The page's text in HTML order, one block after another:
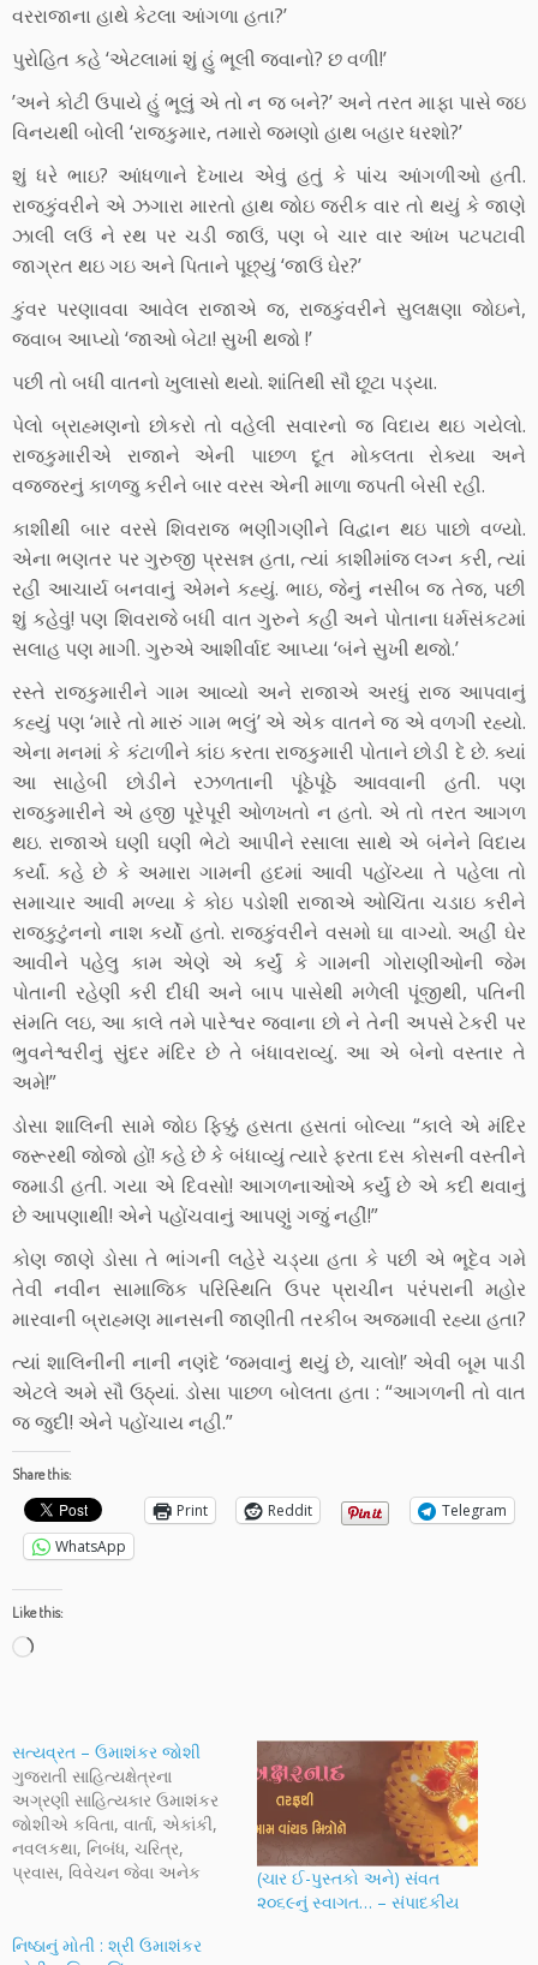
વરરાજાના હાથે કેટલા આંગળા હતા?’
પુરોહિત કહે ‘એટલામાં શું હું ભૂલી જવાનો? છ વળી!’
’અને કોટી ઉપાયે હું ભૂલું એ તો ન જ બને?’ અને તરત માફા પાસે જઇ
વિનયથી બોલી ‘રાજકુમાર, તમારો જમણો હાથ બહાર ધરશો?’
શું ધરે ભાઇ? આંધળાને દેખાય એવું હતું કે પાંચ આંગળીઓ હતી.
રાજકુંવરીને એ ઝગારા મારતો હાથ જોઇ જરીક વાર તો થયું કે જાણે
ઝાલી લઉં ને રથ પર ચડી જાઉં, પણ બે ચાર વાર આંખ પટપટાવી
જાગ્રત થઇ ગઇ અને પિતાને પૂછ્યું ‘જાઉં ઘેર?’
કુંવર પરણાવવા આવેલ રાજાએ જ, રાજકુંવરીને સુલક્ષણા જોઇને,
જવાબ આપ્યો ‘જાઓ બેટા! સુખી થજો !’
પછી તો બધી વાતનો ખુલાસો થયો. શાંતિથી સૌ છૂટા પડ્યા.
પેલો બ્રાહ્મણનો છોકરો તો વહેલી સવારનો જ વિદાય થઇ ગયેલો.
રાજકુમારીએ રાજાને એની પાછળ દૂત મોકલતા રોક્યા અને
વજ્જરનું કાળજુ કરીને બાર વરસ એની માળા જપતી બેસી રહી.
કાશીથી બાર વરસે શિવરાજ ભણીગણીને વિદ્વાન થઇ પાછો વળ્યો.
એના ભણતર પર ગુરુજી પ્રસન્ન હતા, ત્યાં કાશીમાંજ લગ્ન કરી, ત્યાં
રહી આચાર્ય બનવાનું એમને કહ્યું. ભાઇ, જેનું નસીબ જ તેજ, પછી
શું કહેવું! પણ શિવરાજે બધી વાત ગુરુને કહી અને પોતાના ધર્મસંકટમાં
સલાહ પણ માગી. ગુરુએ આશીર્વાદ આપ્યા ‘બંને સુખી થજો.’
રસ્તે રાજકુમારીને ગામ આવ્યો અને રાજાએ અરધું રાજ આપવાનું
કહ્યું પણ ‘મારે તો મારું ગામ ભલું’ એ એક વાતને જ એ વળગી રહ્યો.
એના મનમાં કે કંટાળીને કાંઇ કરતા રાજકુમારી પોતાને છોડી દે છે. ક્યાં
આ સાહેબી છોડીને રઝળતાની પૂંઠેપૂંઠે આવવાની હતી. પણ
રાજકુમારીને એ હજી પૂરેપૂરી ઓળખતો ન હતો. એ તો તરત આગળ
થઇ. રાજાએ ઘણી ઘણી ભેટો આપીને રસાલા સાથે એ બંનેને વિદાય
કર્યાં. કહે છે કે અમારા ગામની હદમાં આવી પહોંચ્યા તે પહેલા તો
સમાચાર આવી મળ્યા કે કોઇ પડોશી રાજાએ ઓચિંતા ચડાઇ કરીને
રાજકુટુંનનો નાશ કર્યો હતો. રાજકુંવરીને વસમો ઘા વાગ્યો. અહીં ઘેર
આવીને પહેલુ કામ એણે એ કર્યું કે ગામની ગોરાણીઓની જેમ
પોતાની રહેણી કરી દીધી અને બાપ પાસેથી મળેલી પૂંજીથી, પતિની
સંમતિ લઇ, આ કાલે તમે પારેશ્વર જવાના છો ને તેની અપસે ટેકરી પર
ભુવનેશ્વરીનું સુંદર મંદિર છે તે બંધાવરાવ્યું. આ એ બેનો વસ્તાર તે
અમે!”
ડોસા શાલિની સામે જોઇ ફિક્કું હસતા હસતાં બોલ્યા “કાલે એ મંદિર
જરૂરથી જોજો હોં! કહે છે કે બંધાવ્યું ત્યારે ફરતા દસ કોસની વસ્તીને
જમાડી હતી. ગયા એ દિવસો! આગળનાઓએ કર્યું છે એ કદી થવાનું
છે આપણાથી! એને પહોંચવાનું આપણું ગજું નહીં!”
કોણ જાણે ડોસા તે ભાંગની લહેરે ચડ્યા હતા કે પછી એ ભૂદેવ ગમે
તેવી નવીન સામાજિક પરિસ્થિતિ ઉપર પ્રાચીન પરંપરાની મહોર
મારવાની બ્રાહ્મણ માનસની જાણીતી તરકીબ અજમાવી રહ્યા હતા?
ત્યાં શાલિનીની નાની નણંદે ‘જમવાનું થયું છે, ચાલો!’ એવી બૂમ પાડી
એટલે અમે સૌ ઉઠ્યાં. ડોસા પાછળ બોલતા હતા : “આગળની તો વાત
જ જુદી! એને પહોંચાય નહી.”
Share this:
Print Reddit
Telegram
WhatsApp
Like this:
Loading…
સત્યવ્રત – ઉમાશંકર જોશી
ગુજરાતી સાહિત્યક્ષેત્રના
અગ્રણી સાહિત્યકાર ઉમાશંકર
જોશીએ કવિતા, વાર્તા, એકાંકી,
નવલકથા, નિબંધ, ચરિત્ર,
પ્રવાસ, વિવેચન જેવા અનેક
એક સાધુના માત્ર થોડાક
(ચાર ઈ-પુસ્તકો અને) સંવત
૨૦૬૯નું સ્વાગત… – સંપાદકીય
નિષ્ઠાનું મોતી : શ્રી ઉમાશંકર